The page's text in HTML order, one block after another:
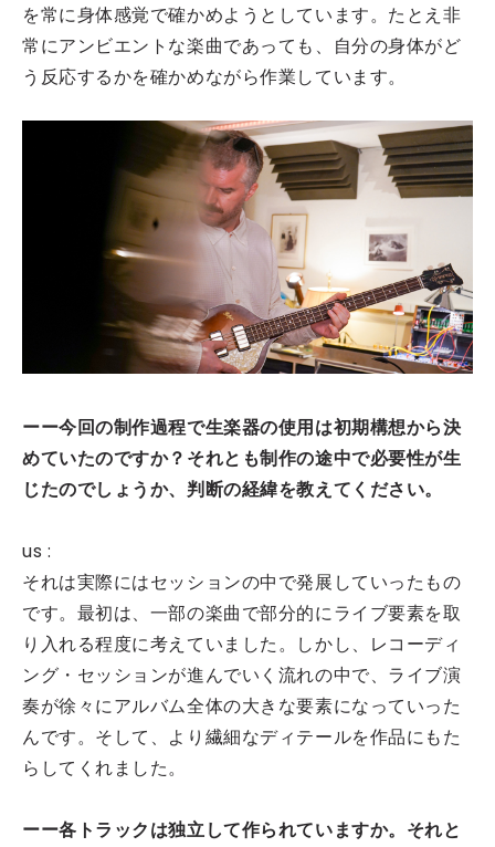
を常に身体感覚で確かめようとしています。たとえ非
常にアンビエントな楽曲であっても、自分の身体がど
う反応するかを確かめながら作業しています。
ーー今回の制作過程で生楽器の使用は初期構想から決
めていたのですか？それとも制作の途中で必要性が生
じたのでしょうか、判断の経緯を教えてください。
us :
それは実際にはセッションの中で発展していったもの
です。最初は、一部の楽曲で部分的にライブ要素を取
り入れる程度に考えていました。しかし、レコーディ
ング・セッションが進んでいく流れの中で、ライブ演
奏が徐々にアルバム全体の大きな要素になっていった
んです。そして、より繊細なディテールを作品にもた
らしてくれました。
ーー各トラックは独立して作られていますか。それと